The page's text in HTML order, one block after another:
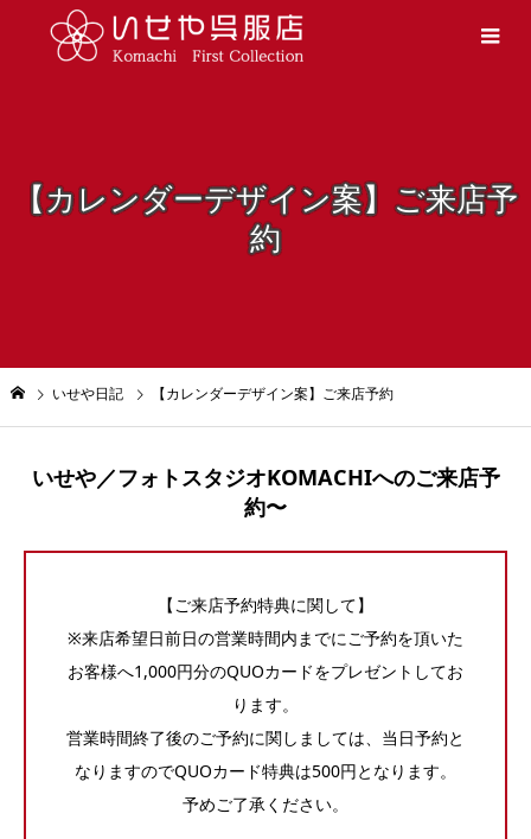
【カレンダーデザイン案】ご来店予
約
いせや日記 【カレンダーデザイン案】ご来店予約
いせや／フォトスタジオKOMACHIへのご来店予
約〜
【ご来店予約特典に関して】
※来店希望日前日の営業時間内までにご予約を頂いた
お客様へ1,000円分のQUOカードをプレゼントしてお
ります。
営業時間終了後のご予約に関しましては、当日予約と
なりますのでQUOカード特典は500円となります。
予めご了承ください。